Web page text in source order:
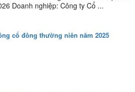
Doanh nghiệp: Công ty Cổ ...
cổ đông thường niên năm 2025